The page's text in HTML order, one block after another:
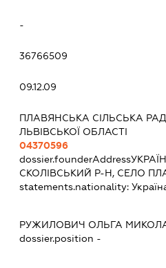
-
36766509
09.12.09
ПЛАВЯНСЬКА СІЛЬСЬКА
ЛЬВІВСЬКОЇ ОБЛАСТІ
04370596
dossier.founderAddress
СКОЛІВСЬКИЙ Р-Н, СЕЛО
statements.nationality:
РУЖИЛОВИЧ ОЛЬГА
dossier.position -